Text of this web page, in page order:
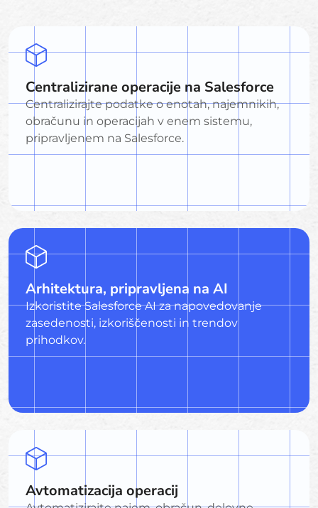
Centralizirane operacije na Salesforce
Centralizirajte podatke o enotah, najemnikih,
obračunu in operacijah v enem sistemu,
pripravljenem na Salesforce.
Arhitektura, pripravljena na AI
Izkoristite Salesforce AI za napovedovanje
zasedenosti, izkoriščenosti in trendov
prihodkov.
Avtomatizacija operacij